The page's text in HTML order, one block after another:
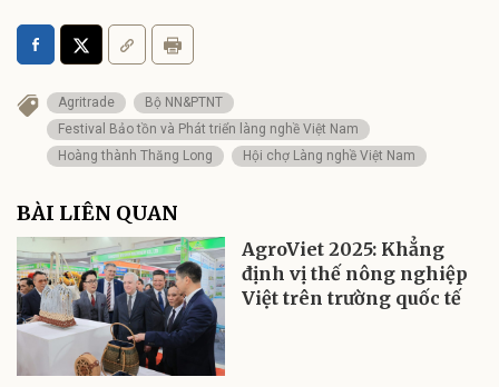
Agritrade
Bộ NN&PTNT
Festival Bảo tồn và Phát triển làng nghề Việt Nam
Hoàng thành Thăng Long
Hội chợ Làng nghề Việt Nam
BÀI LIÊN QUAN
AgroViet 2025: Khẳng
định vị thế nông nghiệp
Việt trên trường quốc tế